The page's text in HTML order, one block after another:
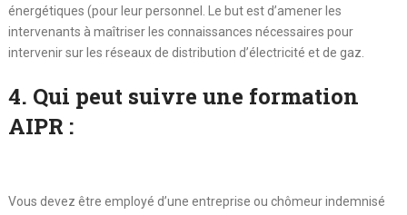
énergétiques (pour leur personnel. Le but est d’amener les
intervenants à maîtriser les connaissances nécessaires pour
intervenir sur les réseaux de distribution d’électricité et de gaz.
4. Qui peut suivre une formation
AIPR :
Vous devez être employé d’une entreprise ou chômeur indemnisé